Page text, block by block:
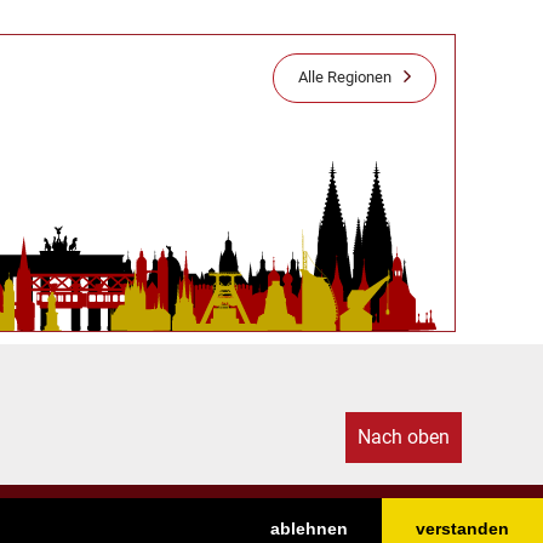
ablehnen verstanden
Alle Regionen
Nach oben